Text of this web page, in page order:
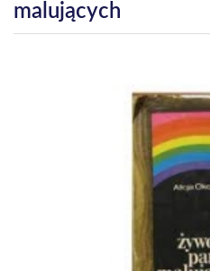
malujących